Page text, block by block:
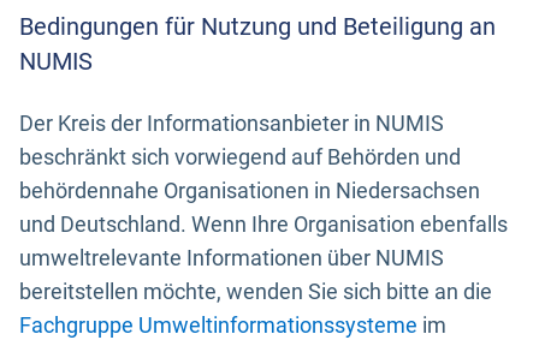
Bedingungen für Nutzung und Beteiligung an
NUMIS
Der Kreis der Informationsanbieter in NUMIS
beschränkt sich vorwiegend auf Behörden und
behördennahe Organisationen in Niedersachsen
und Deutschland. Wenn Ihre Organisation ebenfalls
umweltrelevante Informationen über NUMIS
bereitstellen möchte, wenden Sie sich bitte an die
Fachgruppe Umweltinformationssysteme im